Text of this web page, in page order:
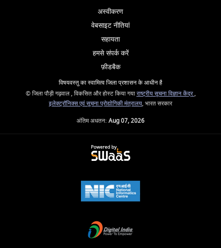
अस्वीकरण
वेबसाइट नीतियां
सहायता
हमसे संपर्क करें
फ़ीडबैक
विषयवस्तु का स्वामित्व जिला प्रशासन के आधीन है
© जिला पौड़ी गढ़वाल , विकसित और होस्ट किया गयाराष्ट्रीय सूचना विज्ञान केंद्र,
इलेक्ट्रॉनिक्स एवं सूचना प्रोद्योगिकी मंत्रालय, भारत सरकार
अंतिम अधतन: Aug 07, 2026